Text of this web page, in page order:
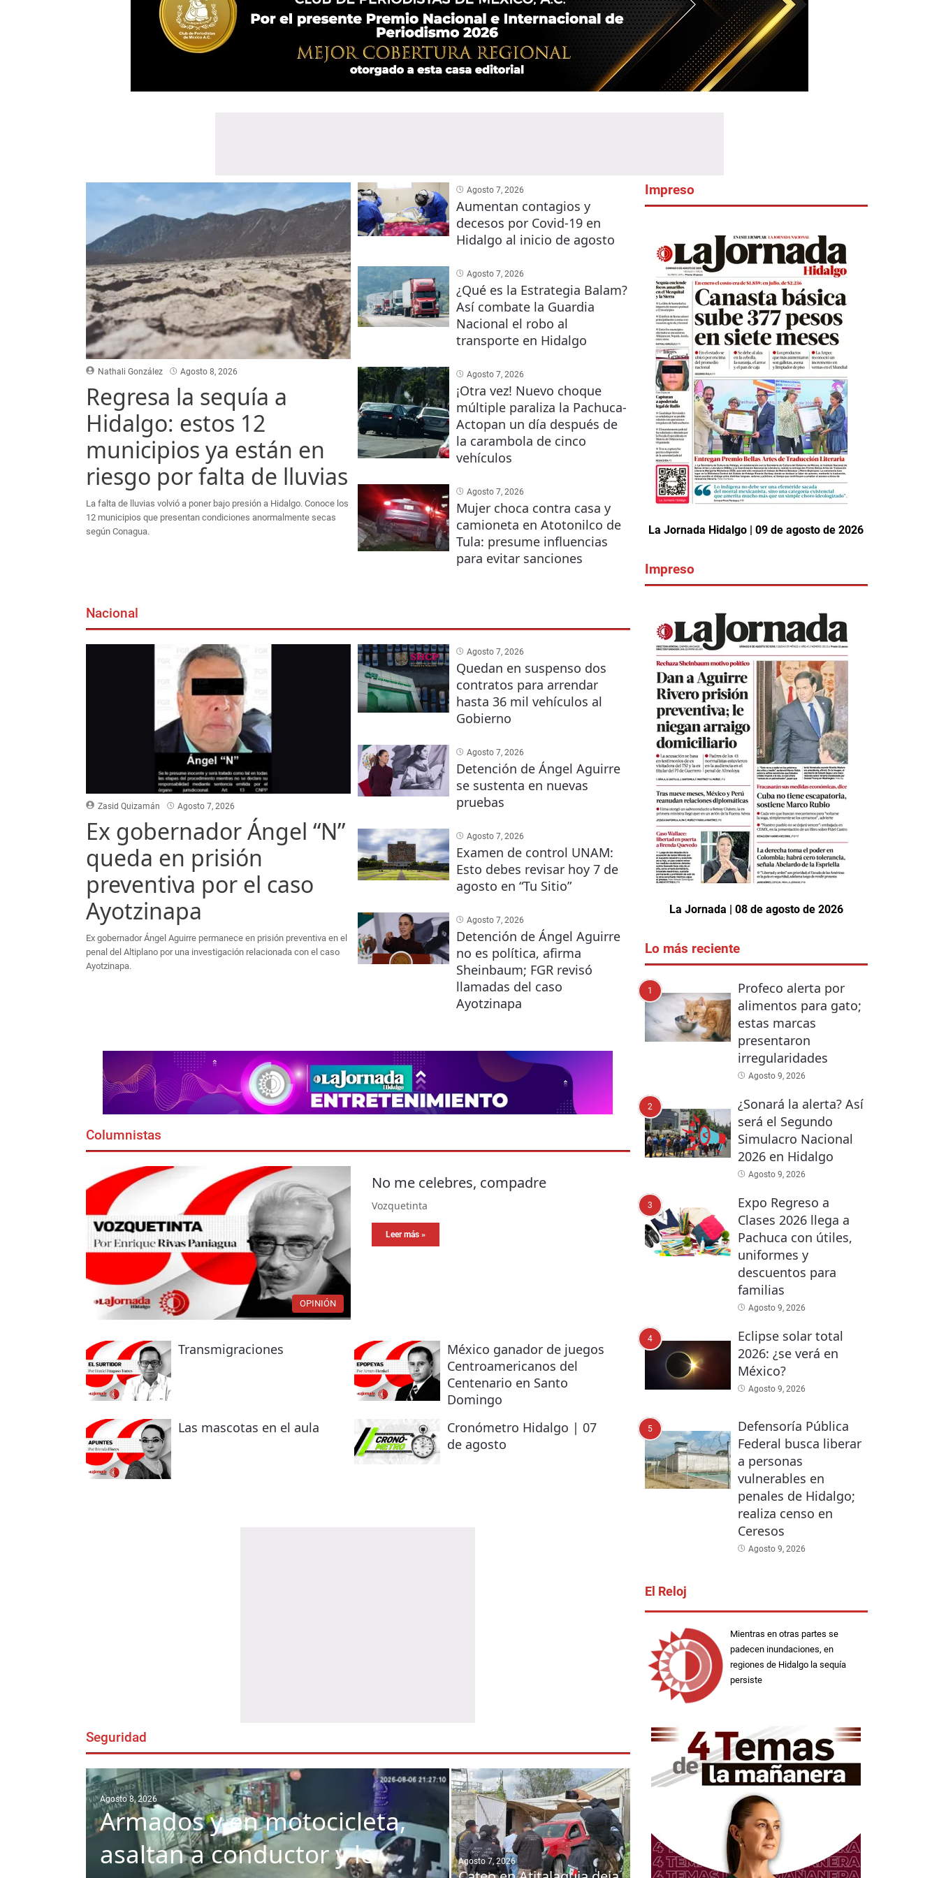
Nathali González Agosto 8, 2026
Regresa la sequía a
Hidalgo: estos 12
municipios ya están en
riesgo por falta de lluvias
La falta de lluvias volvió a poner bajo presión a Hidalgo. Conoce los
12 municipios que presentan condiciones anormalmente secas
según Conagua.
Agosto 7, 2026
Aumentan contagios y
decesos por Covid-19 en
Hidalgo al inicio de agosto
Agosto 7, 2026
¿Qué es la Estrategia Balam?
Así combate la Guardia
Nacional el robo al
transporte en Hidalgo
Agosto 7, 2026
¡Otra vez! Nuevo choque
múltiple paraliza la Pachuca-
Actopan un día después de
la carambola de cinco
vehículos
Agosto 7, 2026
Mujer choca contra casa y
camioneta en Atotonilco de
Tula: presume influencias
para evitar sanciones
Nacional
Zasid Quizamán Agosto 7, 2026
Ex gobernador Ángel “N”
queda en prisión
preventiva por el caso
Ayotzinapa
Ex gobernador Ángel Aguirre permanece en prisión preventiva en el
penal del Altiplano por una investigación relacionada con el caso
Ayotzinapa.
Agosto 7, 2026
Quedan en suspenso dos
contratos para arrendar
hasta 36 mil vehículos al
Gobierno
Agosto 7, 2026
Detención de Ángel Aguirre
se sustenta en nuevas
pruebas
Agosto 7, 2026
Examen de control UNAM:
Esto debes revisar hoy 7 de
agosto en “Tu Sitio”
Agosto 7, 2026
Detención de Ángel Aguirre
no es política, afirma
Sheinbaum; FGR revisó
llamadas del caso
Ayotzinapa
Columnistas
OPINIÓN
No me celebres, compadre
Vozquetinta
Leer más »
Transmigraciones
México ganador de juegos
Centroamericanos del
Centenario en Santo
Domingo
Las mascotas en el aula
Cronómetro Hidalgo | 07
de agosto
Seguridad
Agosto 8, 2026
Armados y en motocicleta,
asaltan a conductor y le
Agosto 7, 2026
Impreso
La Jornada Hidalgo | 09 de agosto de 2026
Impreso
La Jornada | 08 de agosto de 2026
Lo más reciente
1
Profeco alerta por
alimentos para gato;
estas marcas
presentaron
irregularidades
Agosto 9, 2026
2
¿Sonará la alerta? Así
será el Segundo
Simulacro Nacional
2026 en Hidalgo
Agosto 9, 2026
3
Expo Regreso a
Clases 2026 llega a
Pachuca con útiles,
uniformes y
descuentos para
familias
Agosto 9, 2026
4
Eclipse solar total
2026: ¿se verá en
México?
Agosto 9, 2026
5
Defensoría Pública
Federal busca liberar
a personas
vulnerables en
penales de Hidalgo;
realiza censo en
Ceresos
Agosto 9, 2026
El Reloj
Mientras en otras partes se
padecen inundaciones, en
regiones de Hidalgo la sequía
persiste